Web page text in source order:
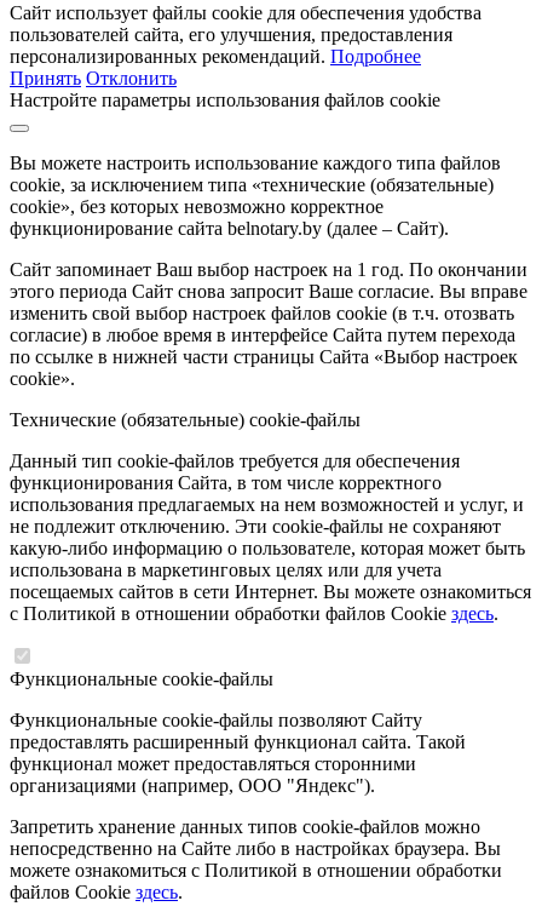
Сайт использует файлы cookie для обеспечения удобства
пользователей сайта, его улучшения, предоставления
персонализированных рекомендаций. Подробнее
Принять Отклонить
Настройте параметры использования файлов cookie
Вы можете настроить использование каждого типа файлов
cookie, за исключением типа «технические (обязательные)
cookie», без которых невозможно корректное
функционирование сайта belnotary.by (далее – Сайт).
Сайт запоминает Ваш выбор настроек на 1 год. По окончании
этого периода Сайт снова запросит Ваше согласие. Вы вправе
изменить свой выбор настроек файлов cookie (в т.ч. отозвать
согласие) в любое время в интерфейсе Сайта путем перехода
по ссылке в нижней части страницы Сайта «Выбор настроек
cookie».
Технические (обязательные) cookie-файлы
Данный тип cookie-файлов требуется для обеспечения
функционирования Сайта, в том числе корректного
использования предлагаемых на нем возможностей и услуг, и
не подлежит отключению. Эти cookie-файлы не сохраняют
какую-либо информацию о пользователе, которая может быть
использована в маркетинговых целях или для учета
посещаемых сайтов в сети Интернет. Вы можете ознакомиться
с Политикой в отношении обработки файлов Cookie здесь.
Функциональные cookie-файлы
Функциональные cookie-файлы позволяют Сайту
предоставлять расширенный функционал сайта. Такой
функционал может предоставляться сторонними
организациями (например, ООО "Яндекс").
Запретить хранение данных типов cookie-файлов можно
непосредственно на Сайте либо в настройках браузера. Вы
можете ознакомиться с Политикой в отношении обработки
файлов Cookie здесь.